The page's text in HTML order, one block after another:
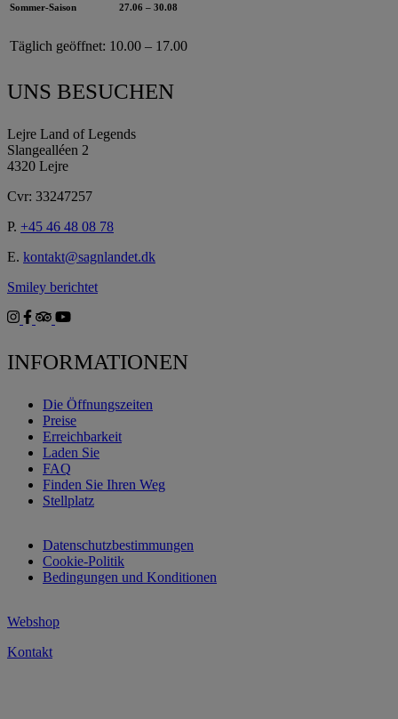
Sommer-Saison 27.06 – 30.08
Täglich geöffnet: 10.00 – 17.00
UNS BESUCHEN
Lejre Land of Legends
Slangealléen 2
4320 Lejre
Cvr: 33247257
P. +45 46 48 08 78
E. kontakt@sagnlandet.dk
Smiley berichtet
INFORMATIONEN
Die Öffnungszeiten
Preise
Erreichbarkeit
Laden Sie
FAQ
Finden Sie Ihren Weg
Stellplatz
Datenschutzbestimmungen
Cookie-Politik
Bedingungen und Konditionen
Webshop
Kontakt